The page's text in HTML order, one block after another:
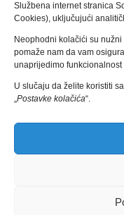
Službena internet stranica
Cookies), uključujući
Neophodni kolačići su
pomaže nam da vam
unaprijedimo
U slučaju da želite koristiti
„Postavke kolačića“.